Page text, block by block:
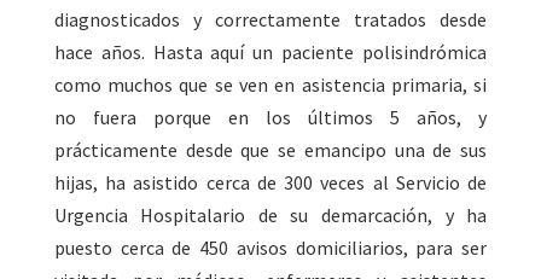
diagnosticados y correctamente tratados desde
hace años. Hasta aquí un paciente polisindrómica
como muchos que se ven en asistencia primaria, si
no fuera porque en los últimos 5 años, y
prácticamente desde que se emancipo una de sus
hijas, ha asistido cerca de 300 veces al Servicio de
Urgencia Hospitalario de su demarcación, y ha
puesto cerca de 450 avisos domiciliarios, para ser